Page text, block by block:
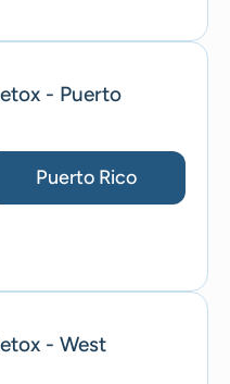
- Puerto
aceptados
Puerto Rico
- West